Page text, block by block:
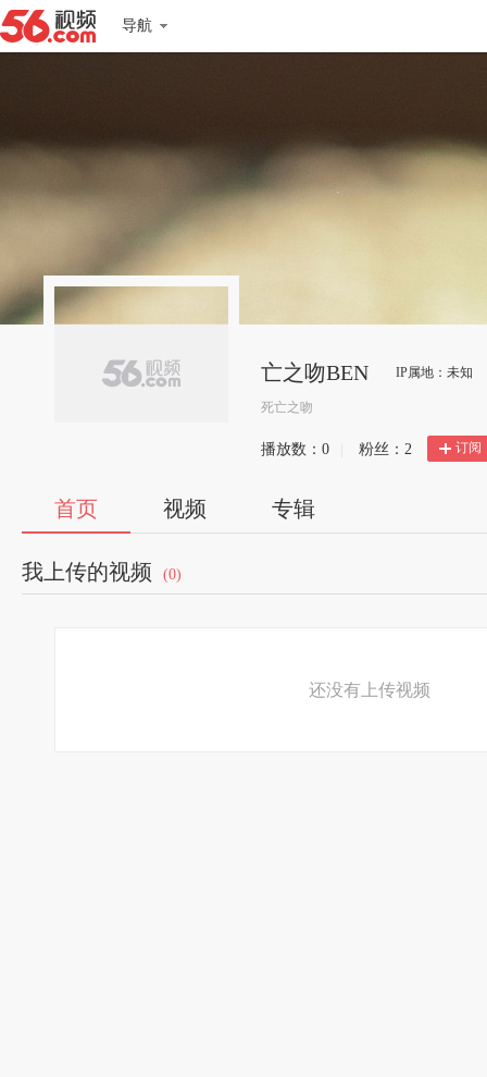
导航
亡之吻BEN IP属地：未知
死亡之吻
播放数： 0 粉丝： 2 订阅
首页 视频 专辑
我上传的视频 (0)
还没有上传视频